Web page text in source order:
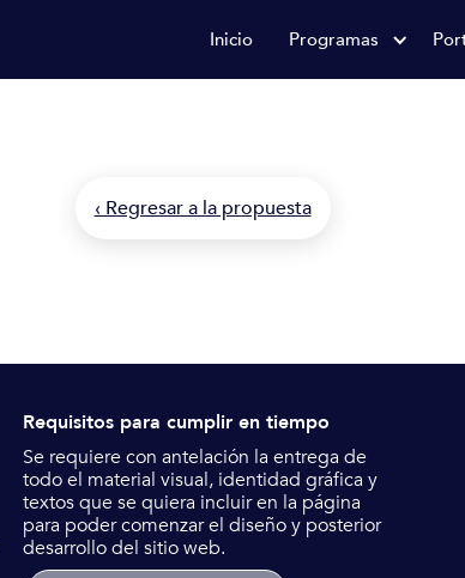
Inicio Programas
‹ Regresar a la propuesta
Requisitos para cumplir en tiempo
Se requiere con antelación la entrega de
todo el material visual, identidad gráfica y
textos que se quiera incluir en la página
para poder comenzar el diseño y posterior
desarrollo del sitio web.